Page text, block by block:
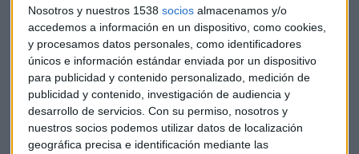
Nosotros y nuestros 1538 socios almacenamos y/o
accedemos a información en un dispositivo, como cookies,
y procesamos datos personales, como identificadores
únicos e información estándar enviada por un dispositivo
para publicidad y contenido personalizado, medición de
publicidad y contenido, investigación de audiencia y
desarrollo de servicios. Con su permiso, nosotros y
nuestros socios podemos utilizar datos de localización
geográfica precisa e identificación mediante las
METAVERSO EN LA FRONTERA
Metaverso y educación: ¿Cómo serán las aulas del
futuro?
Xelena Niedbala